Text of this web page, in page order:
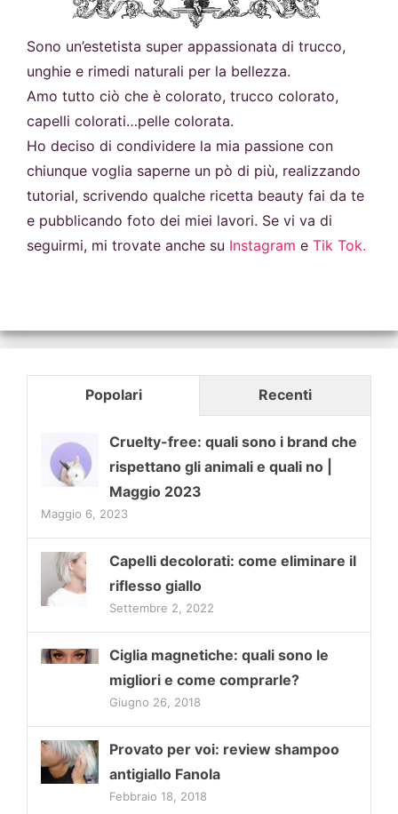
Sono un’estetista super appassionata di trucco,
unghie e rimedi naturali per la bellezza.
Amo tutto ciò che è colorato, trucco colorato,
capelli colorati…pelle colorata.
Ho deciso di condividere la mia passione con
chiunque voglia saperne un pò di più, realizzando
tutorial, scrivendo qualche ricetta beauty fai da te
e pubblicando foto dei miei lavori. Se vi va di
seguirmi, mi trovate anche su Instagram e Tik Tok.
Popolari Recenti
Cruelty-free: quali sono i brand che
rispettano gli animali e quali no |
Maggio 2023
Maggio 6, 2023
Capelli decolorati: come eliminare il
riflesso giallo
Settembre 2, 2022
Ciglia magnetiche: quali sono le
migliori e come comprarle?
Giugno 26, 2018
Provato per voi: review shampoo
antigiallo Fanola
Febbraio 18, 2018